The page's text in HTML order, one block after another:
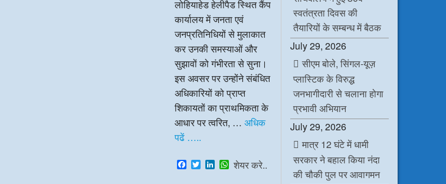
लोहियाहेड हेलीपैड स्थित कैंप
कार्यालय में जनता एवं
जनप्रतिनिधियों से मुलाकात
कर उनकी समस्याओं और
सुझावों को गंभीरता से सुना।
इस अवसर पर उन्होंने संबंधित
अधिकारियों को प्राप्त
शिकायतों का प्राथमिकता के
आधार पर त्वरित, … अधिक
पढें …..
F
a
T
w
L
i
W
h
शेयर करे..
स्वतंत्रता दिवस की
तैयारियों के सम्बन्ध में बैठक
July 29, 2026
सीएम बोले, सिंगल-यूज़
प्लास्टिक के विरुद्ध
जनभागीदारी से चलाना होगा
प्रभावी अभियान
July 29, 2026
मात्र 12 घंटे में धामी
सरकार ने बहाल किया नंदा
की चौकी पुल पर आवागमन